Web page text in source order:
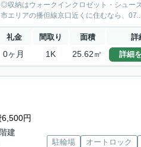
納はウォークインクロゼット・シュー
エリアの播但線京口近くに住むなら、
礼金 間取り 面積 詳
0ヶ月 1K 25.62㎡ 詳細
円
建
駐輪場 オートロック